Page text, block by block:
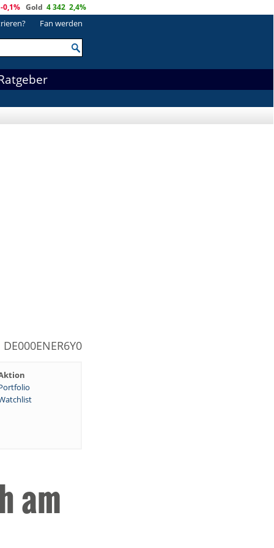
-0,1% Gold 4 342 2,4%
Fan werden
am